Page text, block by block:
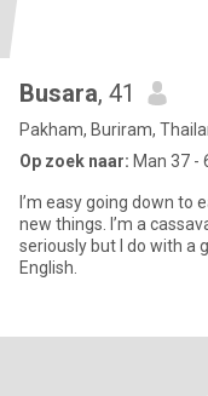
Busara, 41
Pakham, Buriram,
Op zoek naar: Man 37 -
I’m easy going down to
new things. I’m a
seriously but I do with a
English.